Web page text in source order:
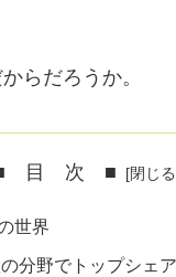
らだろうか。
目 次 ■
世界
分野でトップシェ